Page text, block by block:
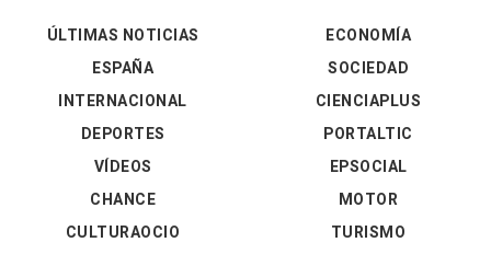
ÚLTIMAS NOTICIAS
ESPAÑA
INTERNACIONAL
DEPORTES
VÍDEOS
ECONOMÍA
SOCIEDAD
CIENCIAPLUS
PORTALTIC
EPSOCIAL
CHANCE
CULTURAOCIO
MOTOR
TURISMO